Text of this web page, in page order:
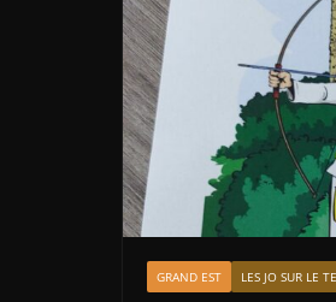
GRAND EST LES JO SUR LE